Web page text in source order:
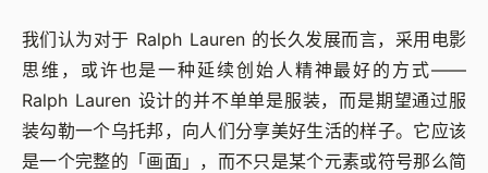
我们认为对于 Ralph Lauren 的长久发展而言，采用电影
思维，或许也是一种延续创始人精神最好的方式——
Ralph Lauren 设计的并不单单是服装，而是期望通过服
装勾勒一个乌托邦，向人们分享美好生活的样子。它应该
是一个完整的「画面」，而不只是某个元素或符号那么简